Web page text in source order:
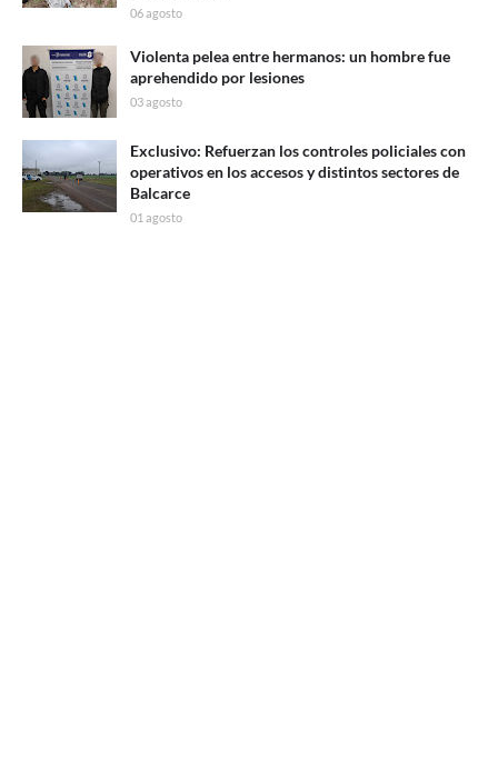
06 agosto
Violenta pelea entre hermanos: un hombre fue
aprehendido por lesiones
03 agosto
Exclusivo: Refuerzan los controles policiales con
operativos en los accesos y distintos sectores de
Balcarce
01 agosto